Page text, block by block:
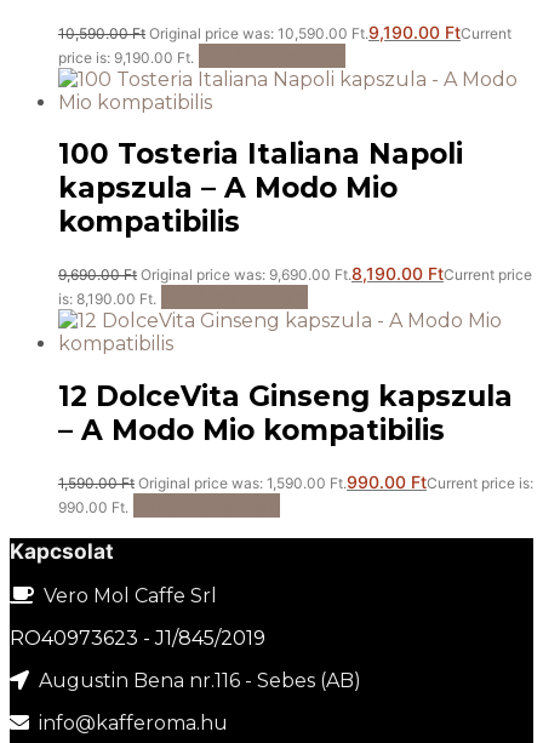
10,590.00Ft Original price was: 10,590.00 Ft.9,190.00 FtCurrent
price is: 9,190.00 Ft.
100 Tosteria Italiana Napoli
kapszula – A Modo Mio
kompatibilis
9,690.00Ft Original price was: 9,690.00 Ft.8,190.00 FtCurrent price
is: 8,190.00 Ft.
12 DolceVita Ginseng kapszula
– A Modo Mio kompatibilis
1,590.00Ft Original price was: 1,590.00 Ft.990.00 FtCurrent price is:
990.00 Ft.
Kapcsolat
Vero Mol Caffe Srl
RO40973623 - J1/845/2019
Augustin Bena nr.116 - Sebes (AB)
info@kafferoma.hu